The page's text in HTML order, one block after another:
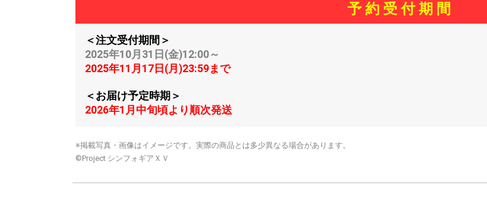
予 約 受 付 期 間
＜注文受付期間＞
2025年10月31日(金)12:00～
2025年11月17日(月)23:59まで
＜お届け予定時期＞
2026年1月中旬頃より順次発送
※掲載写真・画像はイメージです。実際の商品とは多少異なる場合があります。
©Project シンフォギアＸＶ